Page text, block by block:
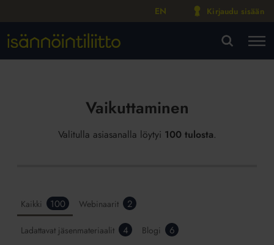
EN Kirjaudu sisään
Vaikuttaminen
Valitulla asiasanalla löytyi 100 tulosta.
Kaikki 100 Webinaarit 2
Ladattavat jäsenmateriaalit 4 Blogi 6